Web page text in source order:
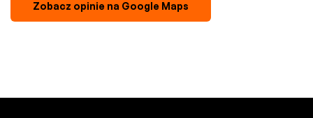
Zobacz opinie na Google Maps